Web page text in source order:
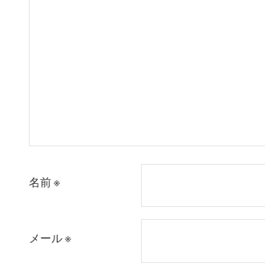
名前※
メール※